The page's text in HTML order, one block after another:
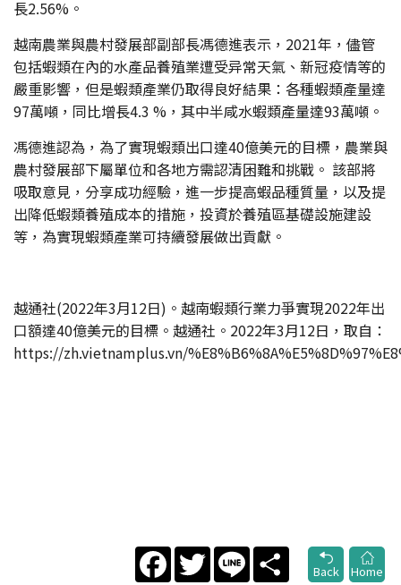
長2.56%。
越南農業與農村發展部副部長馮德進表示，2021年，儘管
包括蝦類在內的水產品養殖業遭受异常天氣、新冠疫情等的
嚴重影響，但是蝦類產業仍取得良好結果：各種蝦類產量達
97萬噸，同比增長4.3 %，其中半咸水蝦類產量達93萬噸。
馮德進認為，為了實現蝦類出口達40億美元的目標，農業與
農村發展部下屬單位和各地方需認清困難和挑戰。 該部將
吸取意見，分享成功經驗，進一步提高蝦品種質量，以及提
出降低蝦類養殖成本的措施，投資於養殖區基礎設施建設
等，為實現蝦類產業可持續發展做出貢獻。
越通社(2022年3月12日)。越南蝦類行業力爭實現2022年出
口額達40億美元的目標。越通社。2022年3月12日，取自：
https://zh.vietnamplus.vn/
FacebookTwitter Line
Share
Back
Home